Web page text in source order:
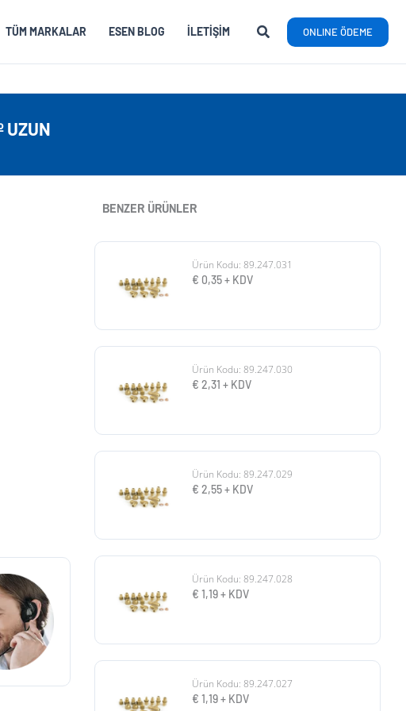
TÜM MARKALAR ESEN BLOG İLETIŞIM ONLINE ÖDEME
UZUN
BENZER ÜRÜNLER
Ürün Kodu: 89.247.031
€ 0,35+ KDV
Ürün Kodu: 89.247.030
€ 2,31 + KDV
Ürün Kodu: 89.247.029
€ 2,55+ KDV
Ürün Kodu: 89.247.028
€ 1,19+ KDV
Ürün Kodu: 89.247.027
€ 1,19+ KDV